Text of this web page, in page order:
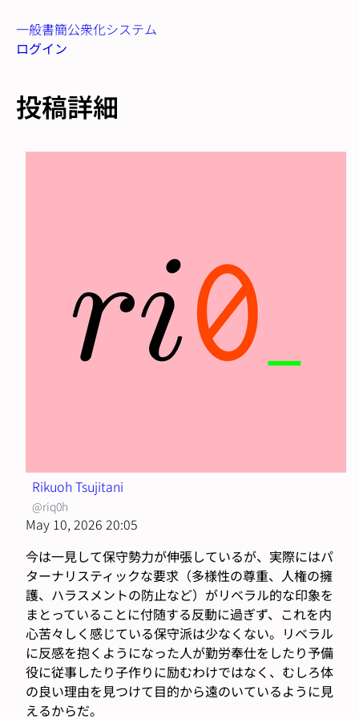
一般書簡公衆化システム
ログイン
投稿詳細
Rikuoh Tsujitani
@riq0h
May 10, 2026 20:05
今は一見して保守勢力が伸張しているが、実際にはパ
ターナリスティックな要求（多様性の尊重、人権の擁
護、ハラスメントの防止など）がリベラル的な印象を
まとっていることに付随する反動に過ぎず、これを内
心苦々しく感じている保守派は少なくない。リベラル
に反感を抱くようになった人が勤労奉仕をしたり予備
役に従事したり子作りに励むわけではなく、むしろ体
の良い理由を見つけて目的から遠のいているように見
えるからだ。